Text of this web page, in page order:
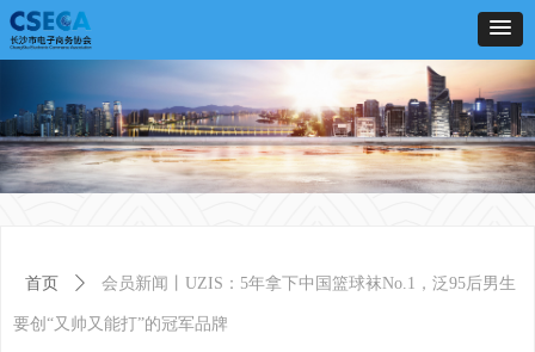
首页 ꄲ 会员新闻丨UZIS：5年拿下中国篮球袜No.1，泛95后男生
要创“又帅又能打”的冠军品牌